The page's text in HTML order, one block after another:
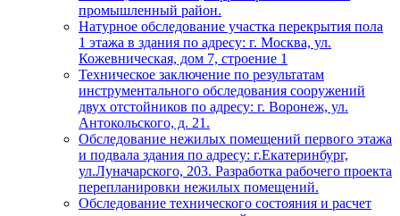
промышленный район.
Натурное обследование участка перекрытия пола
1 этажа в здания по адресу: г. Москва, ул.
Кожевническая, дом 7, строение 1
Техническое заключение по результатам
инструментального обследования сооружений
двух отстойников по адресу: г. Воронеж, ул.
Антокольского, д. 21.
Обследование нежилых помещений первого этажа
и подвала здания по адресу: г.Екатеринбург,
ул.Луначарского, 203. Разработка рабочего проекта
перепланировки нежилых помещений.
Обследование технического состояния и расчет